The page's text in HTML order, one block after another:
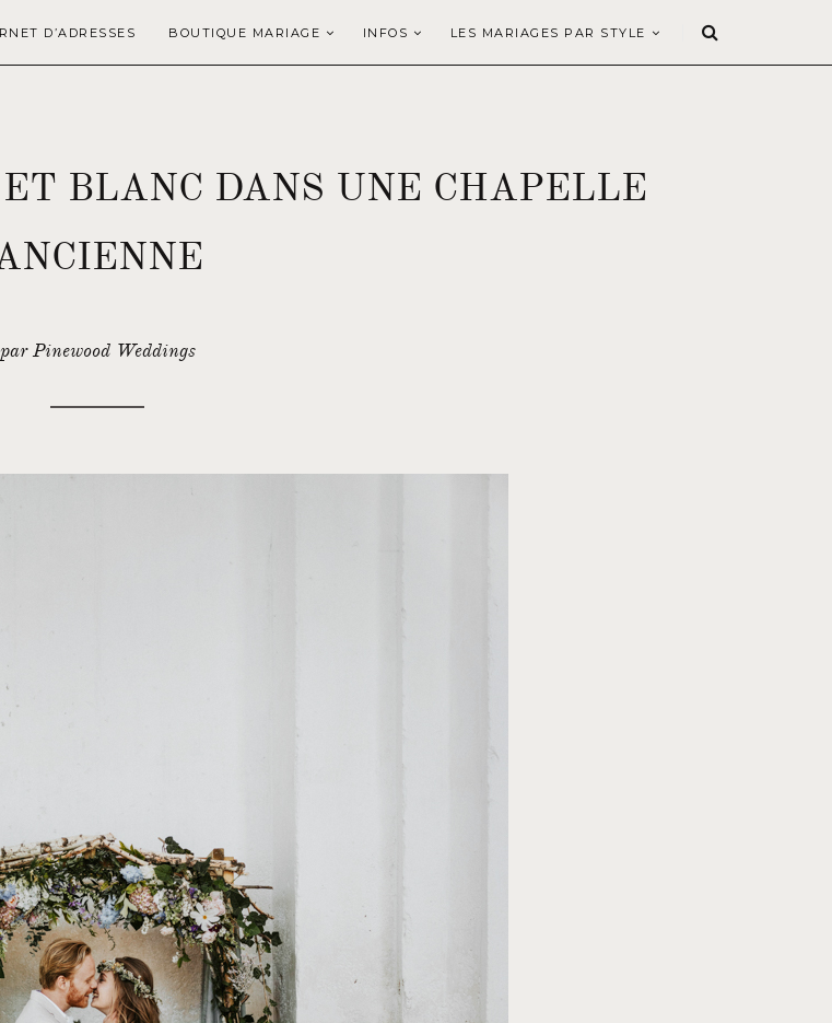
D’ADRESSES BOUTIQUE MARIAGE INFOS LES MARIAGES PAR STYLE
BLANC DANS UNE CHAPELLE
par Pinewood Weddings